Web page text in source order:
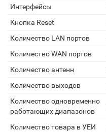
Интерфейсы
Кнопка Reset
Количество LAN портов
Количество WAN портов
Количество антенн
Количество выходов
Количество одновременно
работающих диапазонов
Количество товара в УЕИ